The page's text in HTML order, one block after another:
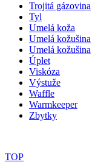
Trojitá gázovina
Tyl
Umelá koža
Umelá kožušina
Umelá kožušina
Úplet
Viskóza
Výstuže
Waffle
Warmkeeper
Zbytky
TOP